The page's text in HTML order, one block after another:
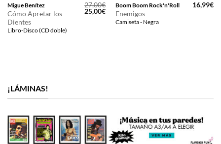
Migue Benítez
Cómo Apretar los
Dientes
Libro-Disco (CD doble)
27,00€
El
precio
25,00€El
precio
actual
Boom Boom Rock'n'Roll
Enemigos
Camiseta - Negra
16,99€
¡LÁMINAS!